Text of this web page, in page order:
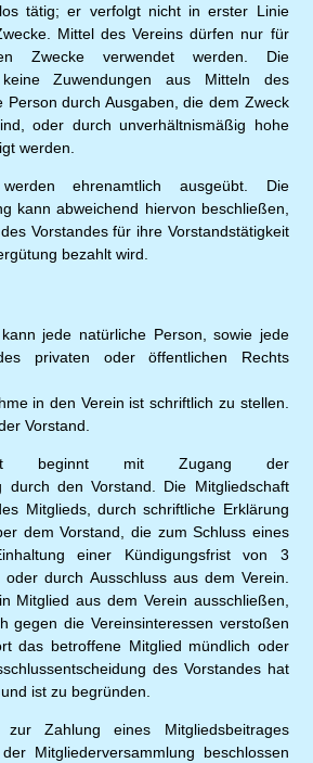
tätig; er verfolgt nicht in erster Linie
Mittel des Vereins dürfen nur für
Zwecke verwendet werden. Die
Zuwendungen aus Mitteln des
Person durch Ausgaben, die dem Zweck
oder durch unverhältnismäßig hohe
werden.
ehrenamtlich ausgeübt. Die
kann abweichend hiervon beschließen,
Vorstandes für ihre Vorstandstätigkeit
bezahlt wird.
jede natürliche Person, sowie jede
privaten oder öffentlichen Rechts
in den Verein ist schriftlich zu stellen.
Vorstand.
beginnt mit Zugang der
durch den Vorstand. Die Mitgliedschaft
Mitglieds, durch schriftliche Erklärung
dem Vorstand, die zum Schluss eines
einer Kündigungsfrist von 3
durch Ausschluss aus dem Verein.
Mitglied aus dem Verein ausschließen,
gegen die Vereinsinteressen verstoßen
das betroffene Mitglied mündlich oder
des Vorstandes hat
ist zu begründen.
Zahlung eines Mitgliedsbeitrages
Mitgliederversammlung beschlossen